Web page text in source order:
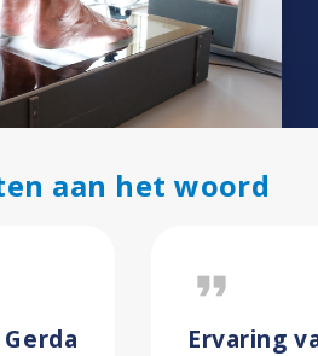
aan het woord
format_quote
Ervaring